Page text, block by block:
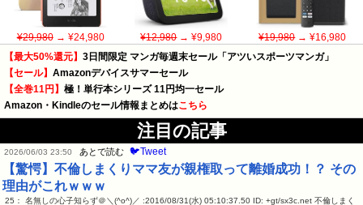
¥29,980→ ¥24,980 ¥12,980→ ¥9,980 ¥19,980→ ¥16,980
【最大50%還元】 3日間限定 マンガ毎週末セール「アツいスポーツマンガ」
【セール】 Amazonデバイスサマーセール
【全巻11円】 極！単行本シリーズ 11円均一セール
Amazon・Kindleのセール情報まとめはこちら
注目の記事
2026/06/03 23:50 あとで読む 🐦Tweet
【驚愕】不倫しまくりママ友が親権取って離婚成功！？ その
理由がこれｗｗｗ
25： 名無しの心子知らず＠＼(^o^)／ :2016/08/31(水) 05:10:37.50 ID: +gt/sx3c.net 不倫しまく